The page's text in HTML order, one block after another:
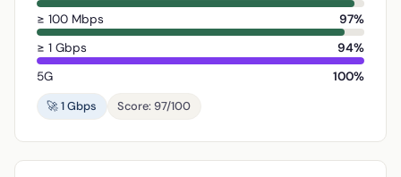
≥ 100 Mbps
97%
≥ 1 Gbps
94%
5G
100%
🚀 1 Gbps
Score: 97/100